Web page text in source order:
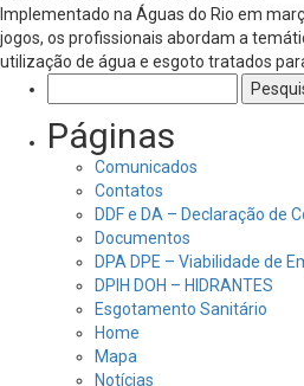
Implementado na Águas do Rio em
jogos, os profissionais abordam a
utilização de água e esgoto tratados
por:
Páginas
Comunicados
Contatos
DDF e DA – Declaração de
Documentos
DPA DPE – Viabilidade de
DPIH DOH – HIDRANTES
Esgotamento Sanitário
Home
Mapa
Notícias